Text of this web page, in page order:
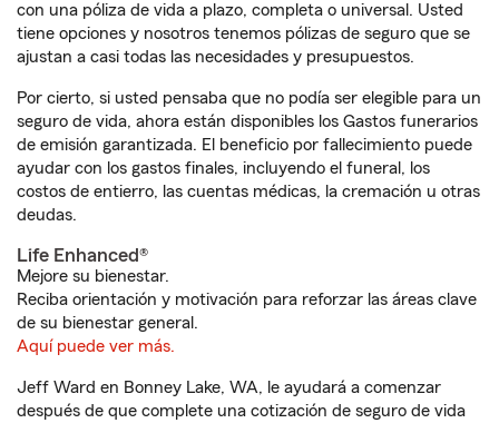
con una póliza de vida a plazo, completa o universal. Usted
tiene opciones y nosotros tenemos pólizas de seguro que se
ajustan a casi todas las necesidades y presupuestos.
Por cierto, si usted pensaba que no podía ser elegible para un
seguro de vida, ahora están disponibles los Gastos funerarios
de emisión garantizada. El beneficio por fallecimiento puede
ayudar con los gastos finales, incluyendo el funeral, los
costos de entierro, las cuentas médicas, la cremación u otras
deudas.
Life Enhanced®
Mejore su bienestar.
Reciba orientación y motivación para reforzar las áreas clave
de su bienestar general.
Aquí puede ver más.
Jeff Ward en Bonney Lake, WA, le ayudará a comenzar
después de que complete una cotización de seguro de vida